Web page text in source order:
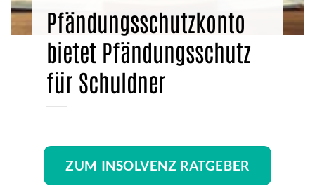
Pfändungsschutzkonto
bietet Pfändungsschutz
für Schuldner
ZUM INSOLVENZ RATGEBER